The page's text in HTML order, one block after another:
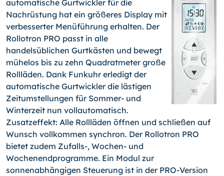
automatische Gurtwickler für die
Nachrüstung hat ein größeres Display mit
verbesserter Menüführung erhalten. Der
Rollotron PRO passt in alle
handelsüblichen Gurtkästen und bewegt
mühelos bis zu zehn Quadratmeter große
Rollläden. Dank Funkuhr erledigt der
automatische Gurtwickler die lästigen
Zeitumstellungen für Sommer- und
Winterzeit nun vollautomatisch.
Zusatzeffekt: Alle Rollläden öffnen und schließen auf
Wunsch vollkommen synchron. Der Rollotron PRO
bietet zudem Zufalls-, Wochen- und
Wochenendprogramme. Ein Modul zur
sonnenabhängigen Steuerung ist in der PRO-Version